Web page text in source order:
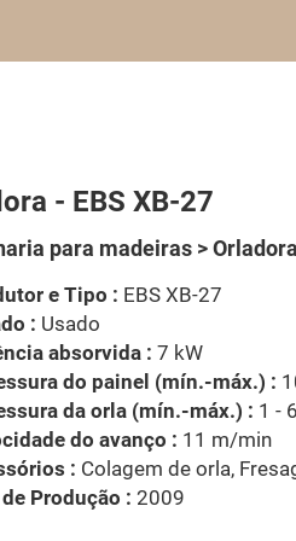
- EBS XB-27
para madeiras > Orladora
e Tipo : EBS XB-27
: Usado
absorvida : 7 kW
do painel (mín.-máx.) :
da orla (mín.-máx.) : 1 -
do avanço : 11 m/min
: Colagem de orla,
Produção : 2009